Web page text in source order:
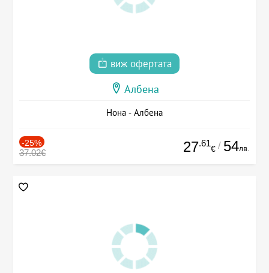
виж офертата
Албена
Нона - Албена
-25%
37.02€ 27.61
€ / 54лв.